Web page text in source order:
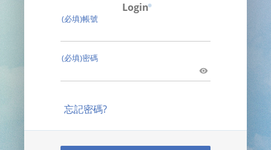
Login
(必填)帳號
(必填)密碼
忘記密碼?